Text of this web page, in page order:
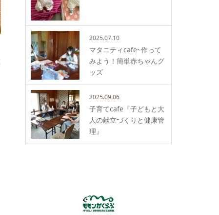
2025.07.10
マタニティcafe~作って
みよう！簡単赤ちゃんグ
ッズ
2025.09.06
子育てcafe『子どもと大
人の献立づくりと健康管
理』